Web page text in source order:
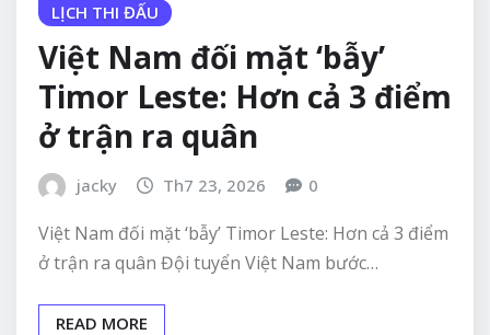
LỊCH THI ĐẤU
Việt Nam đối mặt ‘bẫy’
Timor Leste: Hơn cả 3 điểm
ở trận ra quân
jacky Th7 23, 2026 0
Việt Nam đối mặt ‘bẫy’ Timor Leste: Hơn cả 3 điểm
ở trận ra quân Đội tuyển Việt Nam bước…
READ MORE